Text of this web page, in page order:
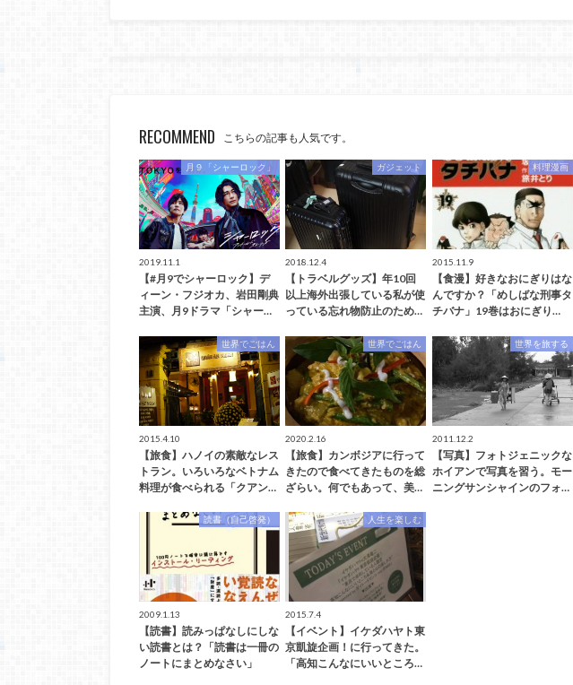
RECOMMEND こちらの記事も人気です。
月９「シャーロック」
2019.11.1
【#月9でシャーロック】デ
ィーン・フジオカ、岩田剛典
主演、月9ドラマ「シャー…
ガジェット
2018.12.4
【トラベルグッズ】年10回
以上海外出張している私が使
っている忘れ物防止のため…
料理漫画
2015.11.9
【食漫】好きなおにぎりはな
んですか？「めしばな刑事タ
チバナ」19巻はおにぎり…
世界でごはん
2015.4.10
【旅食】ハノイの素敵なレス
トラン。いろいろなベトナム
料理が食べられる「クアン…
世界でごはん
2020.2.16
【旅食】カンボジアに行って
きたので食べてきたものを総
ざらい。何でもあって、美…
世界を旅する
2011.12.2
【写真】フォトジェニックな
ホイアンで写真を習う。モー
ニングサンシャインのフォ…
読書（自己啓発）
2009.1.13
【読書】読みっぱなしにしな
い読書とは？「読書は一冊の
ノートにまとめなさい」
人生を楽しむ
2015.7.4
【イベント】イケダハヤト東
京凱旋企画！に行ってきた。
「高知こんなにいいところ…